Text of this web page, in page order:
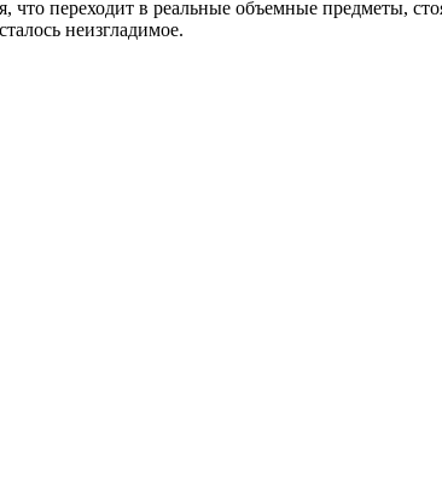
что переходит в реальные объемные предметы,
неизгладимое.